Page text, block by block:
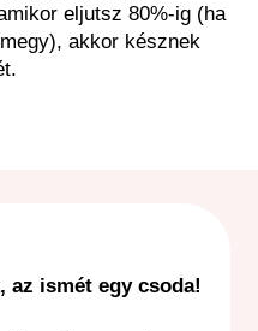
eljutsz 80%-ig (ha
akkor késznek
az ismét egy csoda!